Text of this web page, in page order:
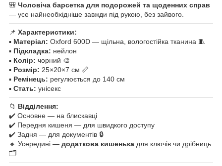
🎒 Чоловіча барсетка для подорожей та щоденних справ
— усе найнеобхідніше завжди під рукою, без зайвого.
📌 Характеристики:
▪️ Матеріал: Oxford 600D — щільна, вологостійка тканина 🧵
▪️ Підкладка: нейлон
▪️ Колір: чорний 🎨
▪️ Розмір: 25×20×7 см 📏
▪️ Ремінець: регулюється до 140 см
▪️ Стать: унісекс
📁 Відділення:
✔️ Основне — на блискавці
✔️ Передня кишеня — для швидкого доступу
✔️ Задня — для документів 🔒
🔸 Усередині — додаткова кишенька для ключів чи дрібниць
🗂️